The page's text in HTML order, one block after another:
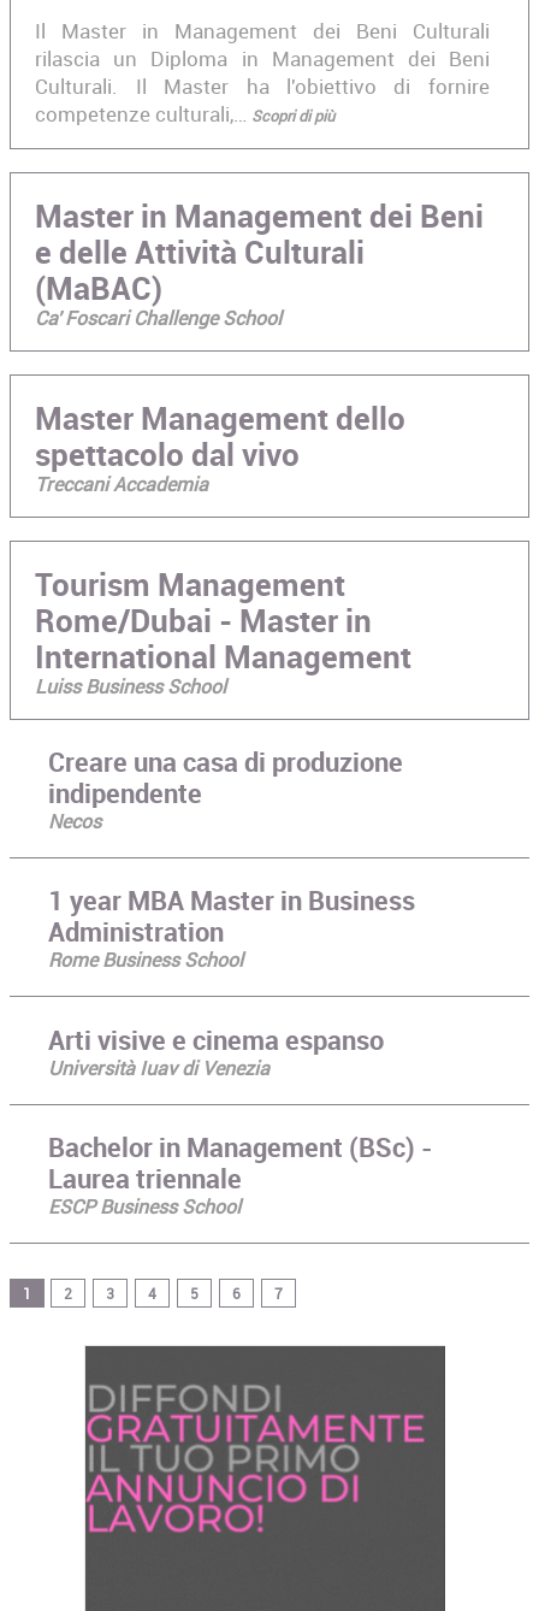
Il Master in Management dei Beni Culturali
rilascia un Diploma in Management dei Beni
Culturali. Il Master ha l'obiettivo di fornire
competenze culturali,… Scopri di più
Master in Management dei Beni
e delle Attività Culturali
(MaBAC)
Ca' Foscari Challenge School
Master Management dello
spettacolo dal vivo
Treccani Accademia
Tourism Management
Rome/Dubai - Master in
International Management
Luiss Business School
Creare una casa di produzione
indipendente
Necos
1 year MBA Master in Business
Administration
Rome Business School
Arti visive e cinema espanso
Università Iuav di Venezia
Bachelor in Management (BSc) -
Laurea triennale
ESCP Business School
1 2 3 4 5 6 7